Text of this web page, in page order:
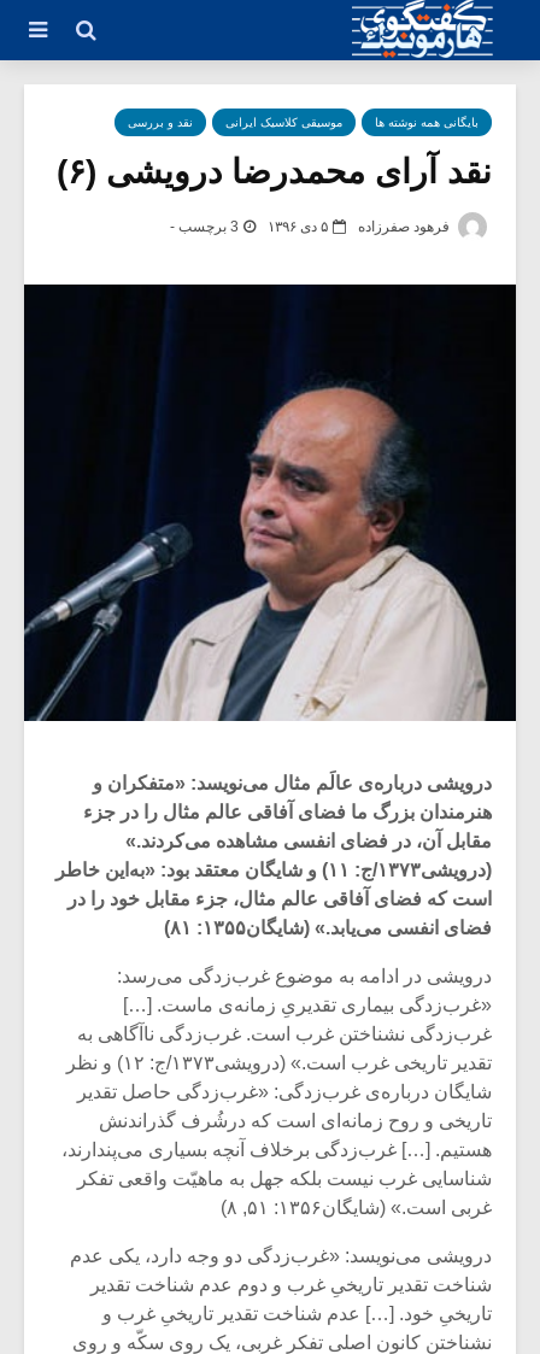
بایگانی همه نوشته ها موسیقی کلاسیک ایرانی نقد و بررسی
نقد آرای محمدرضا درویشی (۶)
فرهود صفرزاده ۵ دی ۱۳۹۶ 3 برچسب -
درویشی درباره‌ی عالَم مثال می‌نویسد: «متفکران و
هنرمندان بزرگ ما فضای آفاقی عالم مثال را در جزء
مقابل آن، در فضای انفسی مشاهده می‌کردند.»
(درویشی۱۳۷۳/ج: ۱۱) و شایگان معتقد بود: «به‌این خاطر
است که فضای آفاقی عالم مثال، جزء مقابل خود را در
فضای انفسی می‌یابد.» (شایگان۱۳۵۵: ۸۱)
درویشی در ادامه به موضوع غرب‌زدگی می‌رسد:
«غرب‌زدگی بیماری تقدیریِ زمانه‌ی ماست. […]
غرب‌زدگی نشناختن غرب است. غرب‌زدگی ناآگاهی به
تقدیر تاریخی غرب است.» (درویشی۱۳۷۳/ج: ۱۲) و نظر
شایگان درباره‌ی غرب‌زدگی: «غرب‌زدگی حاصل تقدیر
تاریخی و روح زمانه‌ای است که درشُرف گذراندنش
هستیم. […] غرب‌زدگی برخلاف آنچه بسیاری می‌پندارند،
شناسایی غرب نیست بلکه جهل به ماهیّت واقعی تفکر
غربی است.» (شایگان۱۳۵۶: ۵۱, ۸)
درویشی می‌نویسد: «غرب‌زدگی دو وجه دارد، یکی عدم
شناخت تقدیر تاریخیِ غرب و دوم عدم شناخت تقدیر
تاریخیِ خود. […] عدم شناخت تقدیر تاریخیِ غرب و
نشناختن کانون اصلی تفکر غربی، یک روی سکّه و روی